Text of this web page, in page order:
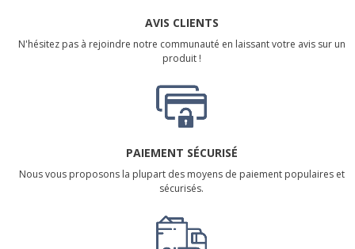
AVIS CLIENTS
N'hésitez pas à rejoindre notre communauté en laissant votre avis sur un
produit !
PAIEMENT SÉCURISÉ
Nous vous proposons la plupart des moyens de paiement populaires et
sécurisés.